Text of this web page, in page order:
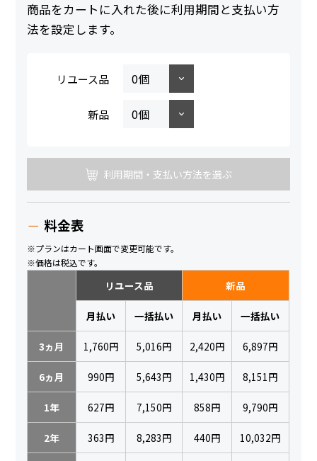
商品をカートに入れた後に利用期間と支払い方
法を設定します。
リユース品
新品
利用期間・支払い方法を選ぶ
料金表
※プランはカート画面で変更可能です。
※価格は税込です。
リユース品 新品
月払い 一括払い 月払い 一括払い
3ヵ月 1,760円 5,016円 2,420円 6,897円
6ヵ月 990円 5,643円 1,430円 8,151円
1年 627円 7,150円 858円 9,790円
2年 363円 8,283円 440円 10,032円